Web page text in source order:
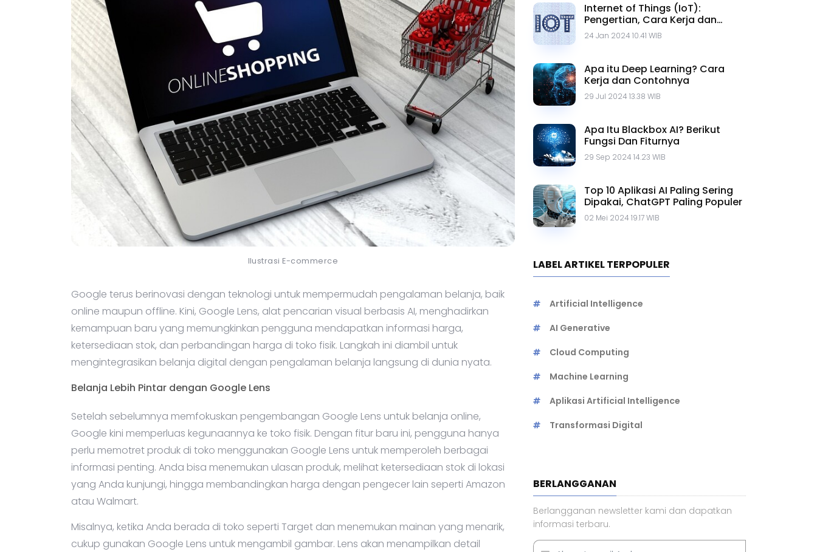
Ilustrasi E-commerce
Google terus berinovasi dengan teknologi untuk mempermudah pengalaman belanja, baik
online maupun offline. Kini, Google Lens, alat pencarian visual berbasis AI, menghadirkan
kemampuan baru yang memungkinkan pengguna mendapatkan informasi harga,
ketersediaan stok, dan perbandingan harga di toko fisik. Langkah ini diambil untuk
mengintegrasikan belanja digital dengan pengalaman belanja langsung di dunia nyata.
Belanja Lebih Pintar dengan Google Lens
Setelah sebelumnya memfokuskan pengembangan Google Lens untuk belanja online,
Google kini memperluas kegunaannya ke toko fisik. Dengan fitur baru ini, pengguna hanya
perlu memotret produk di toko menggunakan Google Lens untuk memperoleh berbagai
informasi penting. Anda bisa menemukan ulasan produk, melihat ketersediaan stok di lokasi
yang Anda kunjungi, hingga membandingkan harga dengan pengecer lain seperti Amazon
atau Walmart.
Misalnya, ketika Anda berada di toko seperti Target dan menemukan mainan yang menarik,
cukup gunakan Google Lens untuk mengambil gambar. Lens akan menampilkan detail
Internet of Things (IoT):
Pengertian, Cara Kerja dan
Contohnya
24 Jan 2024 10.41 WIB
Apa itu Deep Learning? Cara
Kerja dan Contohnya
29 Jul 2024 13.38 WIB
Apa Itu Blackbox AI? Berikut
Fungsi Dan Fiturnya
29 Sep 2024 14.23 WIB
Top 10 Aplikasi AI Paling Sering
Dipakai, ChatGPT Paling Populer
02 Mei 2024 19.17 WIB
LABEL ARTIKEL TERPOPULER
Artificial Intelligence
AI Generative
Cloud Computing
Machine Learning
Aplikasi Artificial Intelligence
Transformasi Digital
BERLANGGANAN
Berlangganan newsletter kami dan dapatkan
informasi terbaru.